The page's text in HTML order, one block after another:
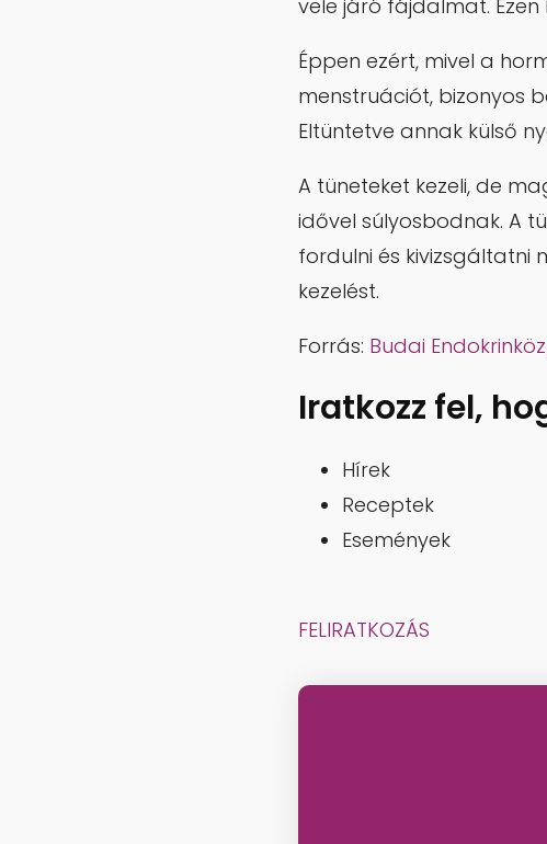
vele járó fájdalmat.
Éppen ezért, mivel a
menstruációt, bizonyos
Eltüntetve annak külső
A tüneteket kezeli, de
idővel súlyosbodnak. A
fordulni és kivizsgáltatni
kezelést.
Forrás: Budai
Iratkozz fel,
Hírek
Receptek
Események
FELIRATKOZÁS